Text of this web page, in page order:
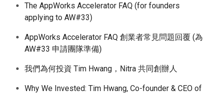
The AppWorks Accelerator FAQ (for founders
applying to AW#33)
AppWorks Accelerator FAQ 創業者常見問題回覆 (為
AW#33 申請團隊準備)
我們為何投資 Tim Hwang，Nitra 共同創辦人
Why We Invested: Tim Hwang, Co-founder & CEO of